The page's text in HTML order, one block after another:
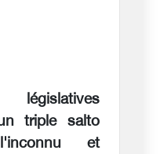
triple salto
et